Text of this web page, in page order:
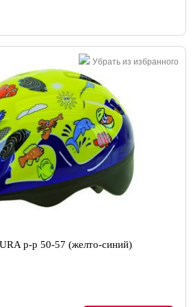
Убрать из избранного
р-р 50-57 (желто-синий)